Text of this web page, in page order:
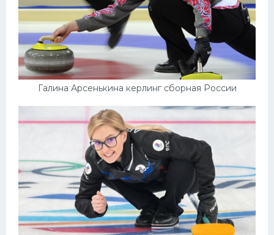
Галина Арсенькина керлинг сборная России